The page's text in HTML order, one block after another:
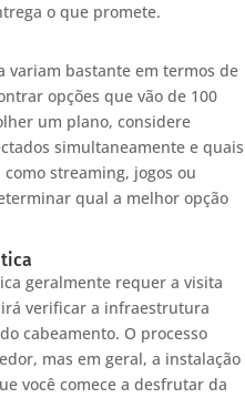
o que promete.
variam bastante em termos de
opções que vão de 100
um plano, considere
simultaneamente e quais
streaming, jogos ou
qual a melhor opção
geralmente requer a visita
verificar a infraestrutura
cabeamento. O processo
mas em geral, a instalação
você comece a desfrutar da